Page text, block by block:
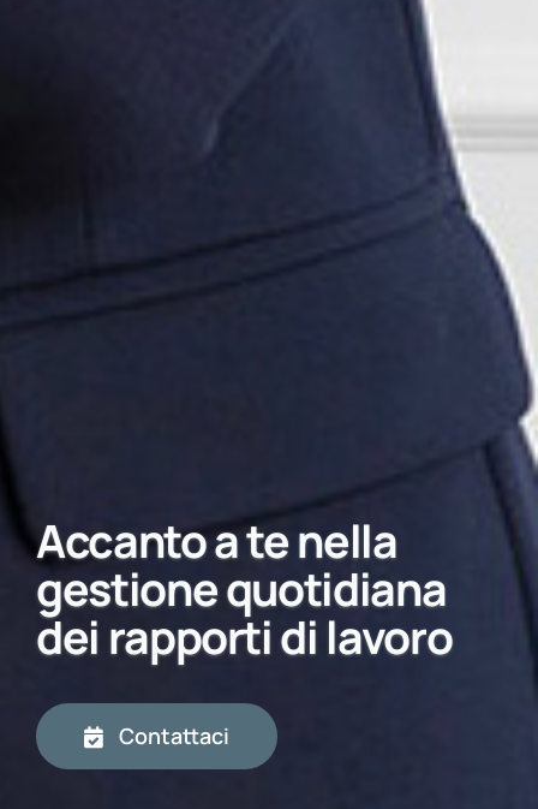
Accanto a te nella
gestione quotidiana
dei rapporti di lavoro
Contattaci